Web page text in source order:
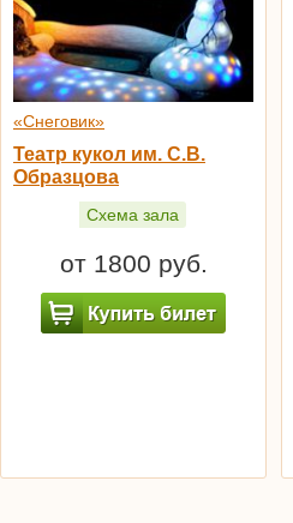
«Снеговик»
Театр кукол им. С.В.
Образцова
Схема зала
от 1800 руб.